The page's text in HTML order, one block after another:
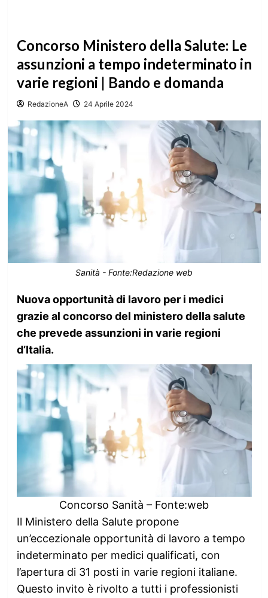
Concorso Ministero della Salute: Le
assunzioni a tempo indeterminato in
varie regioni | Bando e domanda
RedazioneA 24 Aprile 2024
Sanità - Fonte:Redazione web
Nuova opportunità di lavoro per i medici
grazie al concorso del ministero della salute
che prevede assunzioni in varie regioni
d’Italia.
Concorso Sanità – Fonte:web
Il Ministero della Salute propone
un’eccezionale opportunità di lavoro a tempo
indeterminato per medici qualificati, con
l’apertura di 31 posti in varie regioni italiane.
Questo invito è rivolto a tutti i professionisti